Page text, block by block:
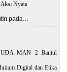
Nyata
pada…
MAN 2 Bantul
Digital dan Etika